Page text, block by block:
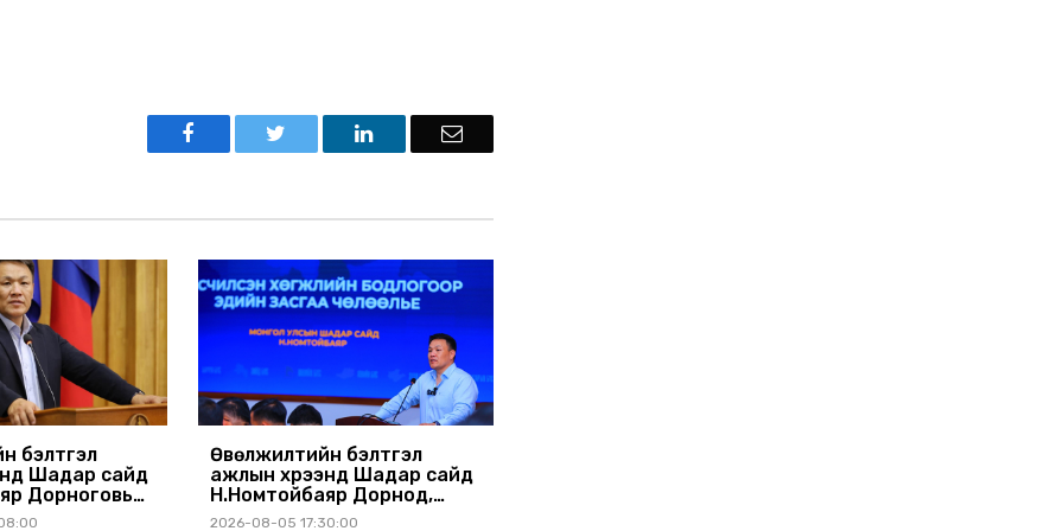
бэлтгэл
Шадар сайд
Дорноговь
Өвөлжилтийн бэлтгэл
ажлын хүрээнд Шадар сайд
Н.Номтойбаяр Дорнод,
Сүхбаатар аймагт ажиллав
2026-08-05 17:30:00